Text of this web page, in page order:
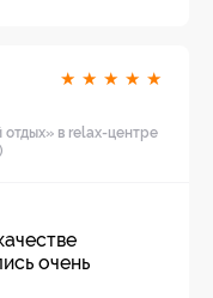
★ ★ ★ ★ ★
отдых» в relax-центре
очень